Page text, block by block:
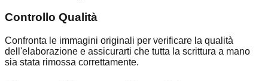
Controllo Qualità
Confronta le immagini originali per verificare la qualità
dell'elaborazione e assicurarti che tutta la scrittura a mano
sia stata rimossa correttamente.